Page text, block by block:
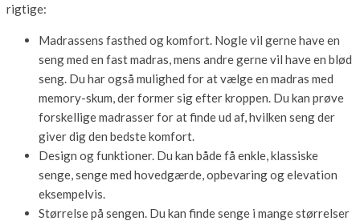
rigtige:
Madrassens fasthed og komfort. Nogle vil gerne have en
seng med en fast madras, mens andre gerne vil have en blød
seng. Du har også mulighed for at vælge en madras med
memory-skum, der former sig efter kroppen. Du kan prøve
forskellige madrasser for at finde ud af, hvilken seng der
giver dig den bedste komfort.
Design og funktioner. Du kan både få enkle, klassiske
senge, senge med hovedgærde, opbevaring og elevation
eksempelvis.
Størrelse på sengen. Du kan finde senge i mange størrelser